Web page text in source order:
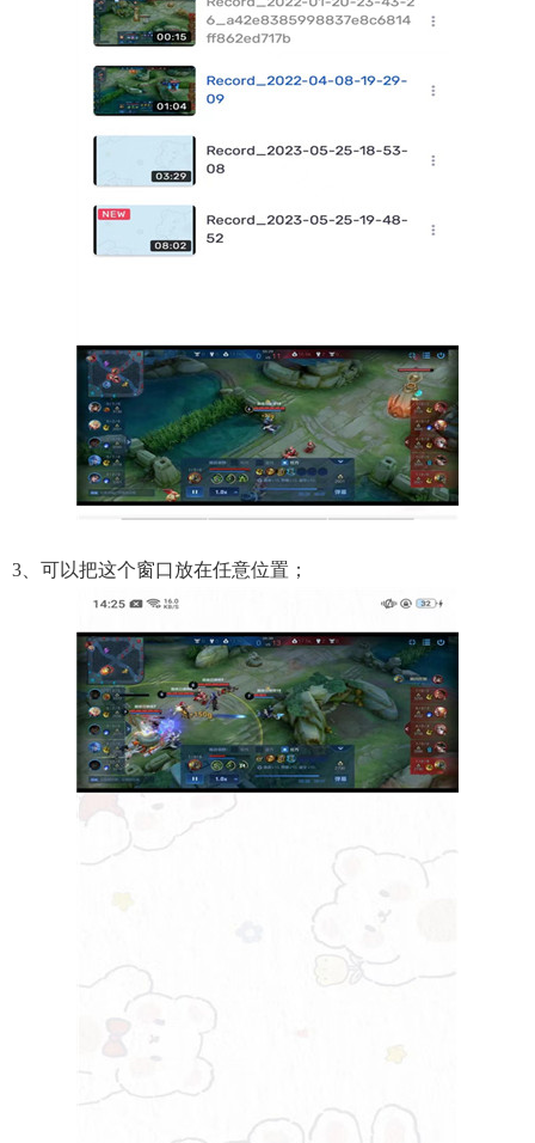
3、可以把这个窗口放在任意位置；